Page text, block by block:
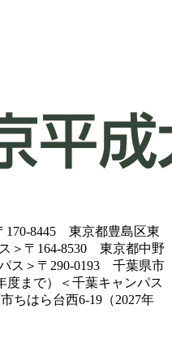
170-8445 東京都豊島区東
＞〒164-8530 東京都中野
ス＞〒290-0193 千葉県市
度まで）＜千葉キャンパス
ちはら台西6-19（2027年